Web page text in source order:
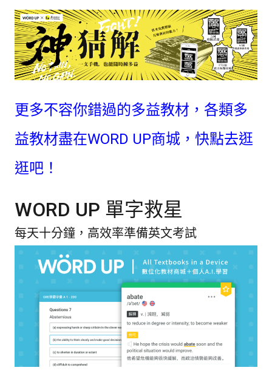
更多不容你錯過的多益教材，各類多
益教材盡在WORD UP商城，快點去逛
逛吧！
WORD UP 單字救星
每天十分鐘，高效率準備英文考試